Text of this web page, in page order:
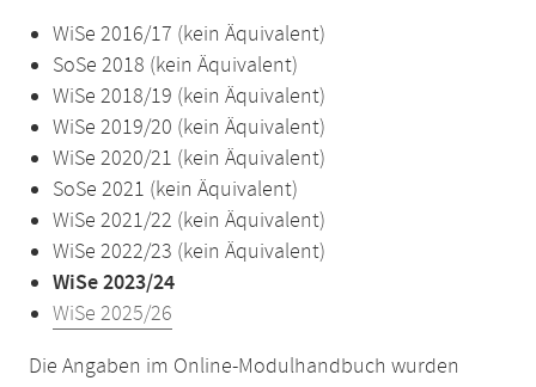
WiSe 2016/17 (kein Äquivalent)
SoSe 2018 (kein Äquivalent)
WiSe 2018/19 (kein Äquivalent)
WiSe 2019/20 (kein Äquivalent)
WiSe 2020/21 (kein Äquivalent)
SoSe 2021 (kein Äquivalent)
WiSe 2021/22 (kein Äquivalent)
WiSe 2022/23 (kein Äquivalent)
WiSe 2023/24
WiSe 2025/26
Die Angaben im Online-Modulhandbuch wurden